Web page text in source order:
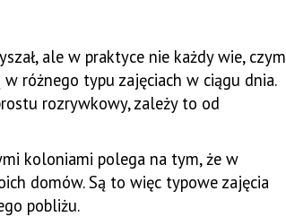
ale w praktyce nie każdy wie, czym
różnego typu zajęciach w ciągu dnia.
rozrywkowy, zależy to od
koloniami polega na tym, że w
domów. Są to więc typowe zajęcia
pobliżu.